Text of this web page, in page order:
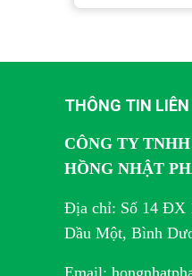
THÔNG TIN LIÊN
CÔNG TY
HỒNG NHẬT
Địa chỉ: Số 14 ĐX
Dầu Một, Bình
Email: